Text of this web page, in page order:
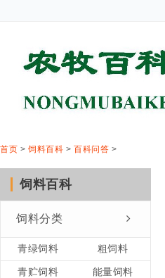
首页 >饲料百科 >百科问答 >
饲料百科
饲料分类
青绿饲料 粗饲料
青贮饲料 能量饲料